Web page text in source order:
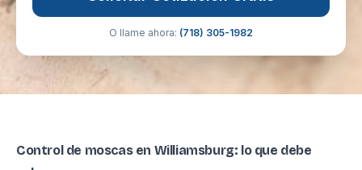
O llame ahora: (718) 305-1982
Control de moscas en Williamsburg: lo que debe